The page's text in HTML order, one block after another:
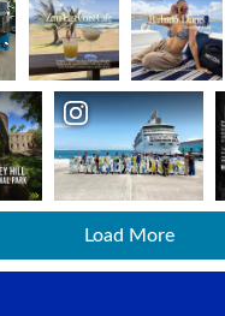
Load More